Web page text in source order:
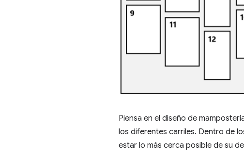
Piensa en el diseño de
los diferentes carriles. Dentro de
estar lo más cerca posible de su